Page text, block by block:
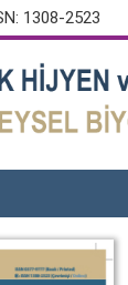
1308-2523